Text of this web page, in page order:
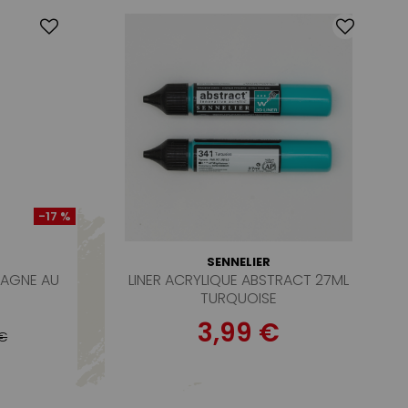
-17 %
AU
SENNELIER
LINER ACRYLIQUE ABSTRACT 27ML
TURQUOISE
3,99 €